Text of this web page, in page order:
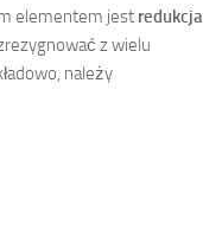
elementem jest redukcja
z wielu
należy